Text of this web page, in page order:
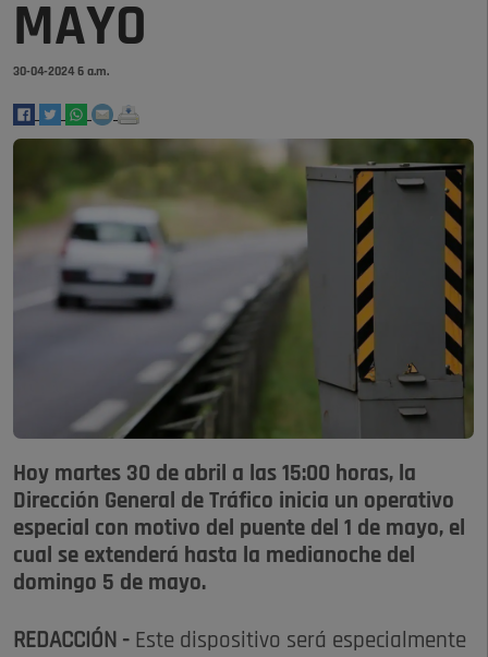
MAYO
30-04-2024 6 a.m.
Hoy martes 30 de abril a las 15:00 horas, la
Dirección General de Tráfico inicia un operativo
especial con motivo del puente del 1 de mayo, el
cual se extenderá hasta la medianoche del
domingo 5 de mayo.
REDACCIÓN - Este dispositivo será especialmente